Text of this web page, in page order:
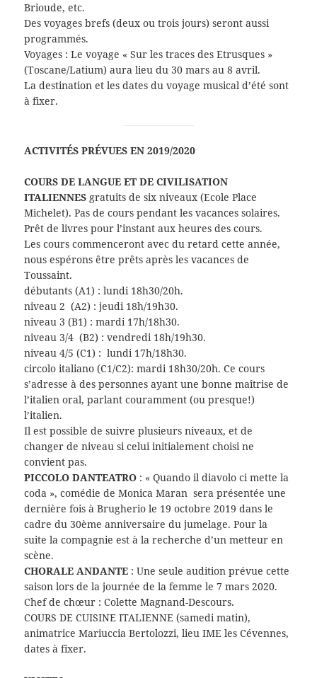
Brioude, etc.
Des voyages brefs (deux ou trois jours) seront aussi
programmés.
Voyages : Le voyage « Sur les traces des Etrusques »
(Toscane/Latium) aura lieu du 30 mars au 8 avril.
La destination et les dates du voyage musical d’été sont
à fixer.
ACTIVITÉS PRÉVUES EN 2019/2020
COURS DE LANGUE ET DE CIVILISATION
ITALIENNES gratuits de six niveaux (Ecole Place
Michelet). Pas de cours pendant les vacances solaires.
Prêt de livres pour l’instant aux heures des cours.
Les cours commenceront avec du retard cette année,
nous espérons être prêts après les vacances de
Toussaint.
débutants (A1) : lundi 18h30/20h.
niveau 2 (A2) : jeudi 18h/19h30.
niveau 3 (B1) : mardi 17h/18h30.
niveau 3/4 (B2) : vendredi 18h/19h30.
niveau 4/5 (C1) : lundi 17h/18h30.
circolo italiano (C1/C2): mardi 18h30/20h. Ce cours
s’adresse à des personnes ayant une bonne maîtrise de
l’italien oral, parlant couramment (ou presque!)
l’italien.
Il est possible de suivre plusieurs niveaux, et de
changer de niveau si celui initialement choisi ne
convient pas.
PICCOLO DANTEATRO : « Quando il diavolo ci mette la
coda », comédie de Monica Maran sera présentée une
dernière fois à Brugherio le 19 octobre 2019 dans le
cadre du 30ème anniversaire du jumelage. Pour la
suite la compagnie est à la recherche d’un metteur en
scène.
CHORALE ANDANTE : Une seule audition prévue cette
saison lors de la journée de la femme le 7 mars 2020.
Chef de chœur : Colette Magnand-Descours.
COURS DE CUISINE ITALIENNE (samedi matin),
animatrice Mariuccia Bertolozzi, lieu IME les Cévennes,
dates à fixer.